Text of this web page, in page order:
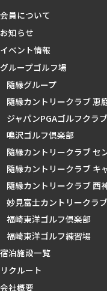
会員について
お知らせ
イベント情報
グループゴルフ場
隨縁グループ
隨縁カントリークラブ 恵
ジャパンPGAゴルフクラブ
鳴沢ゴルフ倶楽部
隨縁カントリークラブ セ
隨縁カントリークラブ キ
隨縁カントリークラブ 西
妙見富士カントリークラブ
福崎東洋ゴルフ倶楽部
福崎東洋ゴルフ練習場
宿泊施設一覧
リクルート
会社概要